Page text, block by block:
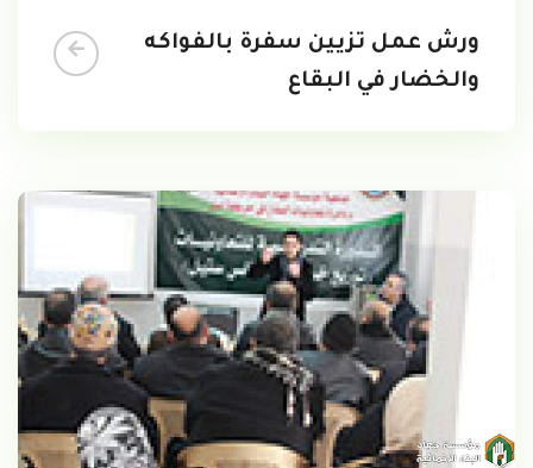
ورش عمل تزيين سفرة بالفواكه
والخضار في البقاع